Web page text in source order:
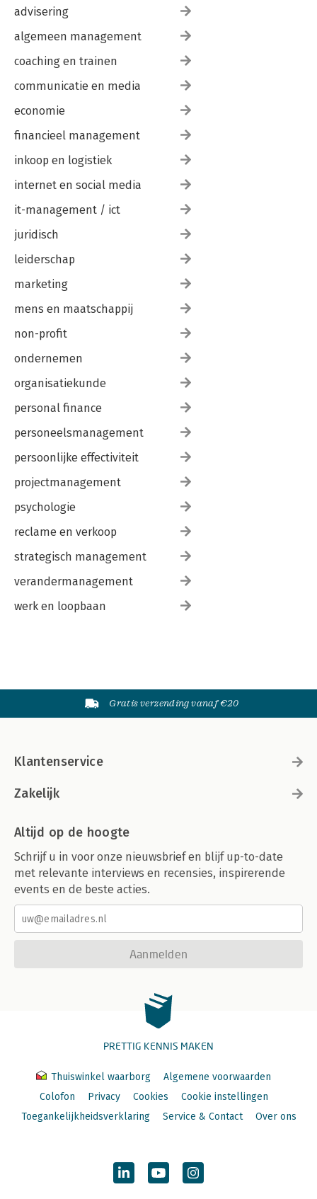
advisering
algemeen management
coaching en trainen
communicatie en media
economie
financieel management
inkoop en logistiek
internet en social media
it-management / ict
juridisch
leiderschap
marketing
mens en maatschappij
non-profit
ondernemen
organisatiekunde
personal finance
personeelsmanagement
persoonlijke effectiviteit
projectmanagement
psychologie
reclame en verkoop
strategisch management
verandermanagement
werk en loopbaan
Gratis verzending vanaf €20
Klantenservice
Zakelijk
Altijd op de hoogte
Schrijf u in voor onze nieuwsbrief en blijf up-to-date
met relevante interviews en recensies, inspirerende
events en de beste acties.
Aanmelden
PRETTIG KENNIS MAKEN
Thuiswinkel waarborg
Algemene voorwaarden
Colofon
Privacy Cookies
Cookie instellingen
Toegankelijkheidsverklaring
Service & Contact Over ons